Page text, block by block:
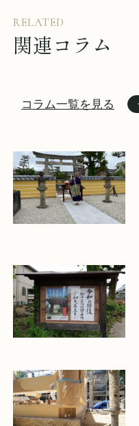
RELATED
関連コラム
コラム一覧を見るオン
資料請求